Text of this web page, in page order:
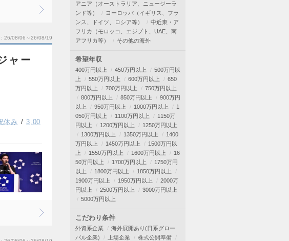
26/08/06～26/08/19
ャー
休み
3,00
アニア（オーストラリア、ニュージーラ
ンド等）
ヨーロッパ（イギリス、フラ
ンス、ドイツ、ロシア等）
中近東・ア
フリカ（モロッコ、エジプト、UAE、南
アフリカ等）
その他の海外
希望年収
400万円以上 450万円以上
500万円以
上
550万円以上 600万円以上
650
万円以上
700万円以上
750万円以上
800万円以上
850万円以上
900万円
以上
950万円以上 1000万円以上
1
050万円以上
1100万円以上
1150万
円以上
1200万円以上
1250万円以上
1300万円以上
1350万円以上
1400
万円以上
1450万円以上
1500万円以
上
1550万円以上 1600万円以上
16
50万円以上
1700万円以上
1750万円
以上
1800万円以上
1850万円以上
1900万円以上
1950万円以上
2000万
円以上
2500万円以上
3000万円以上
5000万円以上
こだわり条件
外資系企業
海外展開あり(日系グロー
バル企業)
上場企業
株式公開準備